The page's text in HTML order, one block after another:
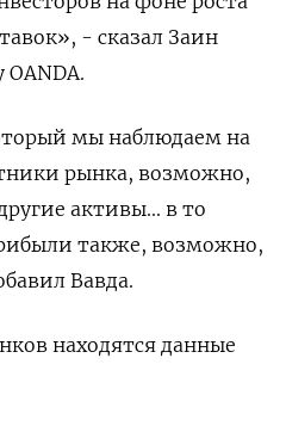
- сказал Заин
мы наблюдаем на
рынка, возможно,
активы... в то
также, возможно,
Вавда.
находятся данные